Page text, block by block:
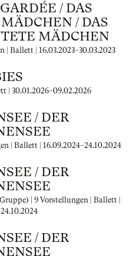
/ DAS
/ DAS
MÄDCHEN
| Ballett | 16.03.2023–30.03.2023
| 30.01.2026–09.02.2026
/ DER
| Ballett | 16.09.2024–24.10.2024
/ DER
| 9 Vorstellungen | Ballett |
24.10.2024
/ DER